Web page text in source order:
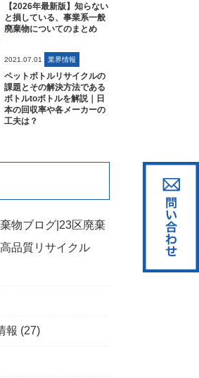
【2026年最新版】知らない
と損している、事業系一般
廃棄物についてのまとめ
2021.07.01 業界情報
ペットボトルリサイクルの
課題とその解決方法である
ボトルtoボトルを解説｜日
本の回収率や各メーカーの
工夫は？
物ブログ|23区廃棄
品質リサイクル
報 (27)